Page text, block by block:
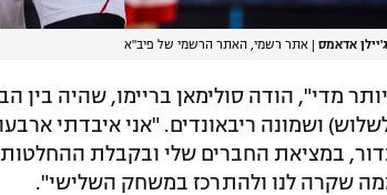
אדאמס | אתר רשמי, האתר הרשמי של פיב"א
(5 מ-9 לשלוש) ושמונה ריבאונדים. "אני
במציאת החברים שלי ובקבלת ההחלטות.
שקרה לנו ולהתרכז במשחק השלישי".